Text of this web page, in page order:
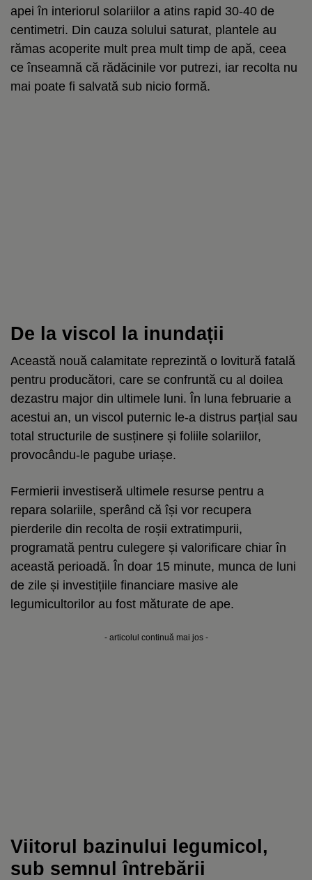
apei în interiorul solariilor a atins rapid 30-40 de
centimetri. Din cauza solului saturat, plantele au
rămas acoperite mult prea mult timp de apă, ceea
ce înseamnă că rădăcinile vor putrezi, iar recolta nu
mai poate fi salvată sub nicio formă.
De la viscol la inundații
Această nouă calamitate reprezintă o lovitură fatală
pentru producători, care se confruntă cu al doilea
dezastru major din ultimele luni. În luna februarie a
acestui an, un viscol puternic le-a distrus parțial sau
total structurile de susținere și foliile solariilor,
provocându-le pagube uriașe.
Fermierii investiseră ultimele resurse pentru a
repara solariile, sperând că își vor recupera
pierderile din recolta de roșii extratimpurii,
programată pentru culegere și valorificare chiar în
această perioadă. În doar 15 minute, munca de luni
de zile și investițiile financiare masive ale
legumicultorilor au fost măturate de ape.
- articolul continuă mai jos -
Viitorul bazinului legumicol,
sub semnul întrebării